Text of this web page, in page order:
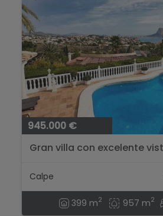
945.000 €
Gran villa con excelente
Calpe
399 m2 957 m2